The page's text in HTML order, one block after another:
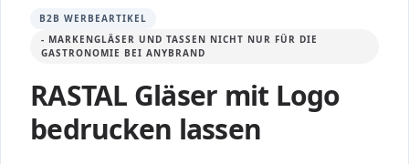
B2B WERBEARTIKEL
- MARKENGLÄSER UND TASSEN NICHT NUR FÜR DIE
GASTRONOMIE BEI ANYBRAND
RASTAL Gläser mit Logo
bedrucken lassen